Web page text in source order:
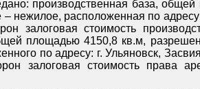
производственная база,
– нежилое, расположенная по
стоимость
площадью 4150,8 кв.м,
по адресу: г. Ульяновск,
залоговая стоимость права